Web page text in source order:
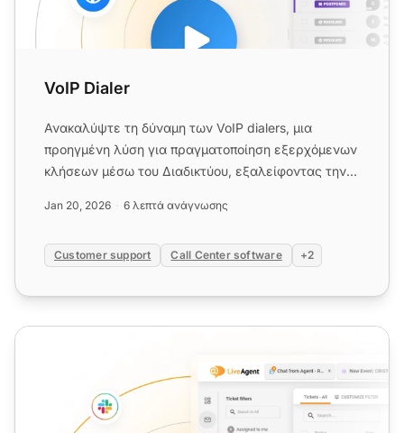
VoIP Dialer
Ανακαλύψτε τη δύναμη των VoIP dialers, μια
προηγμένη λύση για πραγματοποίηση εξερχόμενων
κλήσεων μέσω του Διαδικτύου, εξαλείφοντας την
Jan 20, 2026 6 λεπτά ανάγνωσης
Customer support Call Center software +2
Προγνωστικός Εκλεκτής Κλήσεων